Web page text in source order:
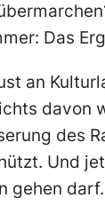
Das
an
davon
des
Und
gehen